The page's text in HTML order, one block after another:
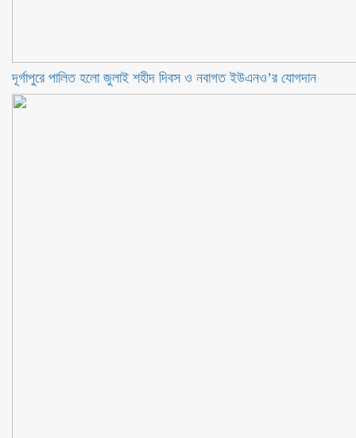
‎দূর্গাপুরে পালিত হলো জুলাই শহীদ দিবস ও নবাগত ইউএনও’র যোগদান ‎